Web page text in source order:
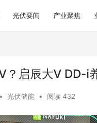
光伏要闻 产业聚焦
？启辰大V DD-i
• 光伏储能 • 阅读 432